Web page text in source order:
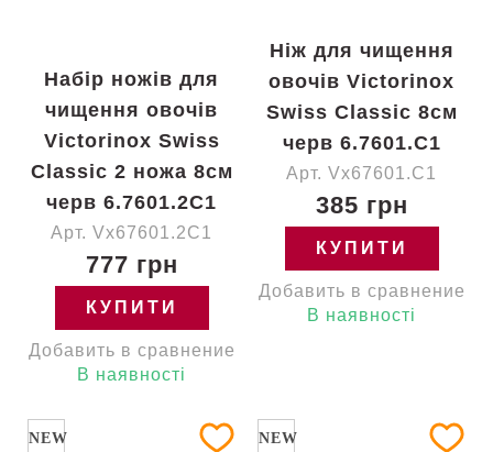
Набір ножів для
чищення овочів
Victorinox Swiss
Classic 2 ножа 8см
черв 6.7601.2C1
Арт. Vx67601.2C1
777 грн
КУПИТИ
Добавить в сравнение
В наявності
Ніж для чищення
овочів Victorinox
Swiss Classic 8см
черв 6.7601.C1
Арт. Vx67601.C1
385 грн
КУПИТИ
Добавить в сравнение
В наявності
NEW NEW